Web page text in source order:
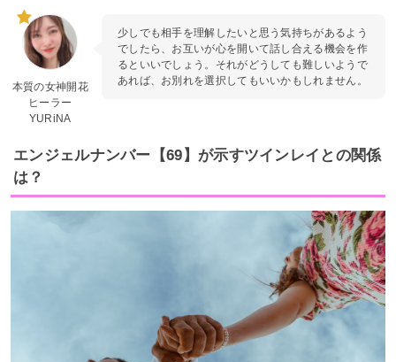
本質の女神開花
ヒーラー
YURiNA
少しでも相手を理解したいと思う気持ちがあるよう
でしたら、お互いが心を開いて話し合える機会を作
るといいでしょう。それがどうしても難しいようで
あれば、お別れを選択してもいいかもしれません。
エンジェルナンバー【69】が示すツインレイとの関係
は？